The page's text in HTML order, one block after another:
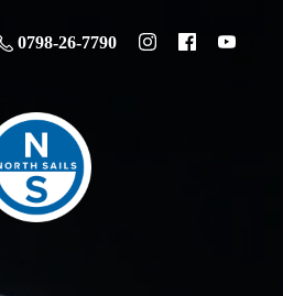
0798-26-7790